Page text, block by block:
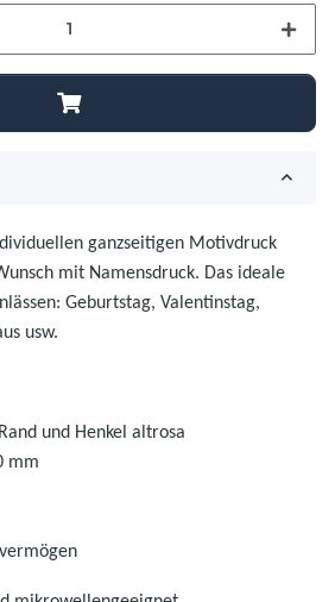
ganzseitigen Motivdruck
mit Namensdruck. Das ideale
Geburtstag, Valentinstag,
usw.
und Henkel altrosa
mm